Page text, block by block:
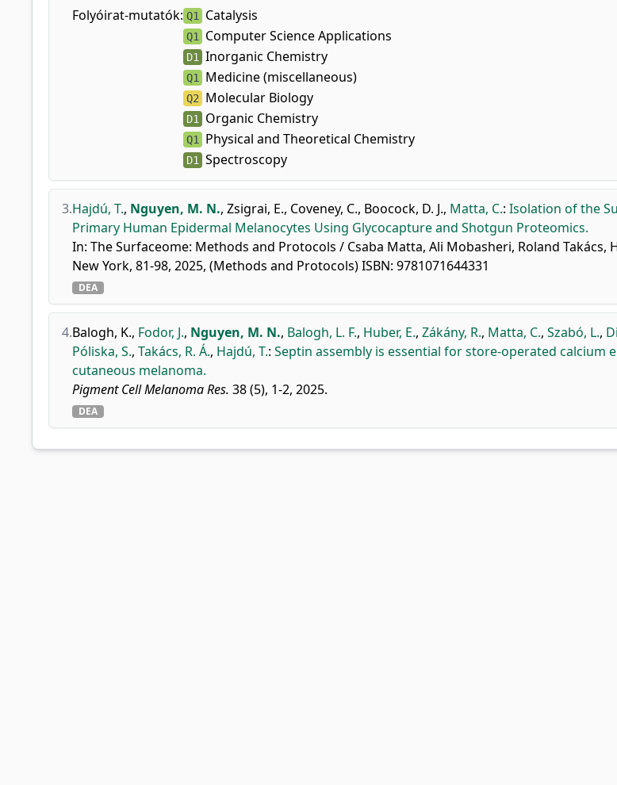
Folyóirat-mutatók: Q1 Catalysis
Q1 Computer Science Applications
D1 Inorganic Chemistry
Q1 Medicine (miscellaneous)
Q2 Molecular Biology
D1 Organic Chemistry
Q1 Physical and Theoretical Chemistry
D1 Spectroscopy
3.Hajdú, T., Nguyen, M. N., Zsigrai, E., Coveney, C., Boocock, D. J., Matta, C.: Isolation of the
Primary Human Epidermal Melanocytes Using Glycocapture and Shotgun Proteomics.
In: The Surfaceome: Methods and Protocols / Csaba Matta, Ali Mobasheri, Roland Takács,
New York, 81-98, 2025, (Methods and Protocols) ISBN: 9781071644331
DEA
4.Balogh, K., Fodor, J., Nguyen, M. N., Balogh, L. F., Huber, E., Zákány, R., Matta, C., Szabó, L.,
Póliska, S., Takács, R. Á., Hajdú, T.: Septin assembly is essential for store-operated calcium
cutaneous melanoma.
Pigment Cell Melanoma Res. 38 (5), 1-2, 2025.
DEA